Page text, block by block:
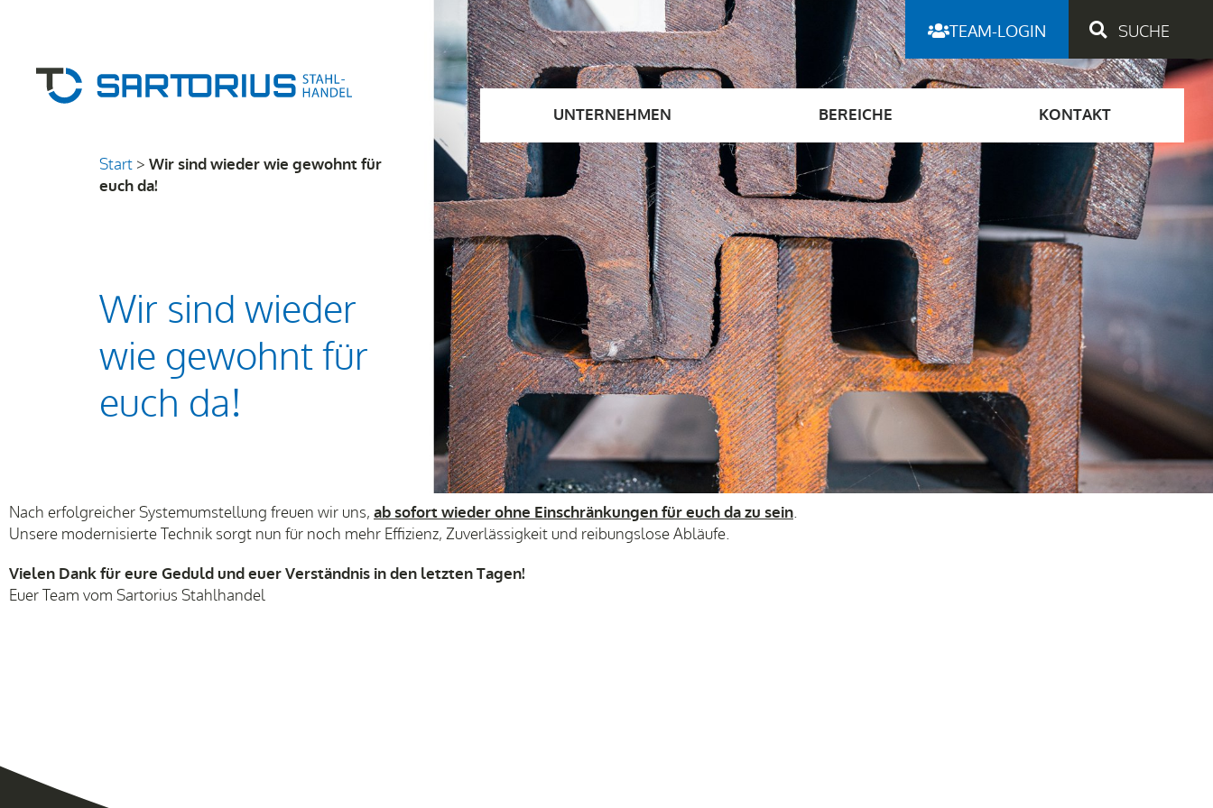
Start > Wir sind wieder wie gewohnt für
euch da!
Wir sind wieder
wie gewohnt für
euch da!
TEAM-LOGIN
UNTERNEHMEN BEREICHE KONTAKT
Nach erfolgreicher Systemumstellung freuen wir uns, ab sofort wieder ohne Einschränkungen für euch dazu sein.
Unsere modernisierte Technik sorgt nun für noch mehr Effizienz, Zuverlässigkeit und reibungslose Abläufe.
Vielen Dank für eure Geduld und euer Verständnis in den letzten Tagen!
Euer Team vom Sartorius Stahlhandel